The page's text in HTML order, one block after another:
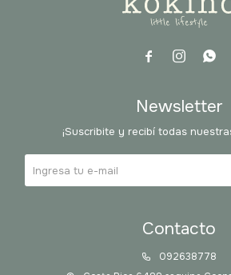
  
Contacto
092638778
Newsletter
¡Suscribite y recibí todas